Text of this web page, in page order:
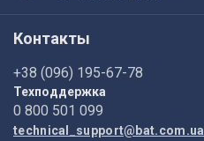
Контакты
+38 (096) 195-67-78
Техподдержка
0 800 501 099
technical_support@bat.com.ua